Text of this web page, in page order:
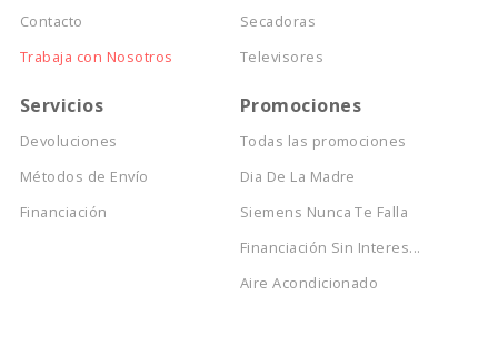
Contacto
Trabaja con Nosotros
Secadoras
Televisores
Servicios
Devoluciones
Métodos de Envío
Financiación
Promociones
Todas las promociones
Dia De La Madre
Siemens Nunca Te Falla
Financiación Sin Interes...
Aire Acondicionado